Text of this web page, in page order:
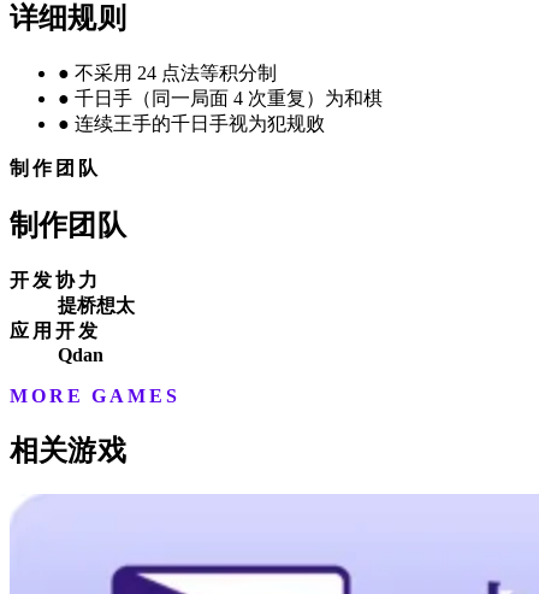
详细规则
● 不采用 24 点法等积分制
● 千日手（同一局面 4 次重复）为和棋
● 连续王手的千日手视为犯规败
制作团队
制作团队
开发协力
提桥想太
应用开发
Qdan
MORE GAMES
相关游戏